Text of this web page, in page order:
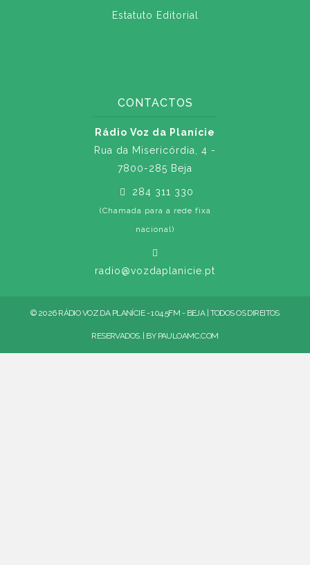
Estatuto Editorial
CONTACTOS
Rádio Voz da Planície
Rua da Misericórdia, 4 -
7800-285 Beja
284 311 330
(Chamada para a rede fixa
nacional)
radio@vozdaplanicie.pt
© 2026 RÁDIO VOZ DA PLANÍCIE - 104.5FM - BEJA | TODOS OS DIREITOS
RESERVADOS. | BY PAULOAMC.COM